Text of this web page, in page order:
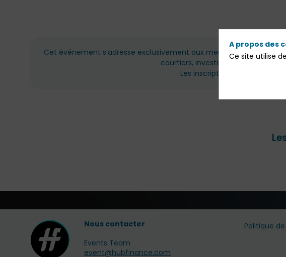
Cet événement s’adresse exclusivement aux membres et invités
courtiers, investisseurs
Les inscriptions seront
Nous contacter
Events Team
event@hubfinance.com
Politique
A propos des
Ce site utilise